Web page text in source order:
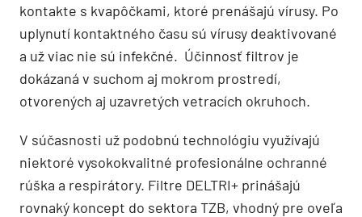
kontakte s kvapôčkami, ktoré prenášajú vírusy. Po
uplynutí kontaktného času sú vírusy deaktivované
a už viac nie sú infekčné. Účinnosť filtrov je
dokázaná v suchom aj mokrom prostredí,
otvorených aj uzavretých vetracích okruhoch.
V súčasnosti už podobnú technológiu využívajú
niektoré vysokokvalitné profesionálne ochranné
rúška a respirátory. Filtre DELTRI+ prinášajú
rovnaký koncept do sektora TZB, vhodný pre oveľa